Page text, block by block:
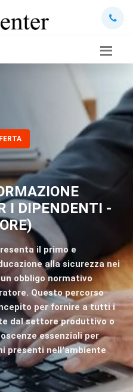
I DIPENDENTI -
il primo e
alla sicurezza nei
obbligo normativo
Questo percorso
per fornire a tutti i
dal settore produttivo o
essenziali per
presenti nell'ambiente